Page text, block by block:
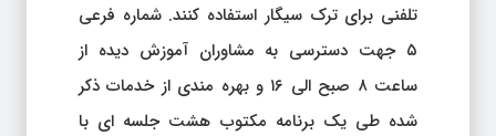
تلفنی برای ترک سیگار استفاده کنند. شماره فرعی
۵ جهت دسترسی به مشاوران آموزش دیده از
ساعت ۸ صبح الی ۱۶ و بهره مندی از خدمات ذکر
شده طی یک برنامه مکتوب هشت جلسه ای با